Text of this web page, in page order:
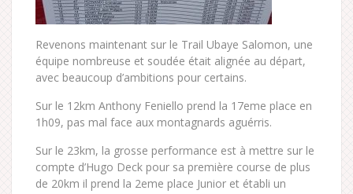
Revenons maintenant sur le Trail Ubaye Salomon, une
équipe nombreuse et soudée était alignée au départ,
avec beaucoup d’ambitions pour certains.
Sur le 12km Anthony Feniello prend la 17eme place en
1h09, pas mal face aux montagnards aguérris.
Sur le 23km, la grosse performance est à mettre sur le
compte d’Hugo Deck pour sa première course de plus
de 20km il prend la 2eme place Junior et établi un